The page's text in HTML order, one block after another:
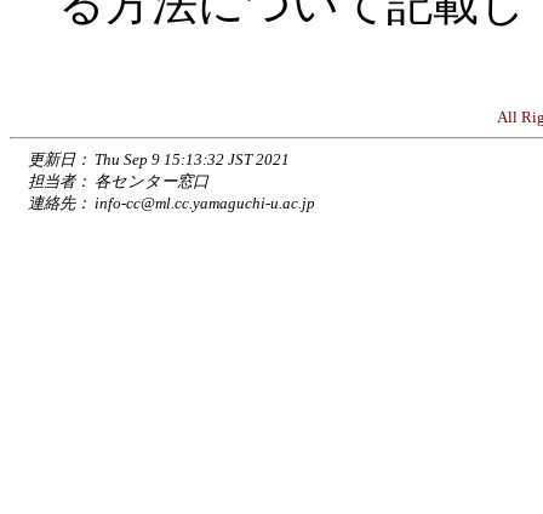
All
更新日： Thu Sep 9 15:13:32 JST 2021
担当者： 各センター窓口
連絡先： info-cc@ml.cc.yamaguchi-u.ac.jp